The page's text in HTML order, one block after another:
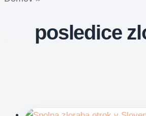
posledice